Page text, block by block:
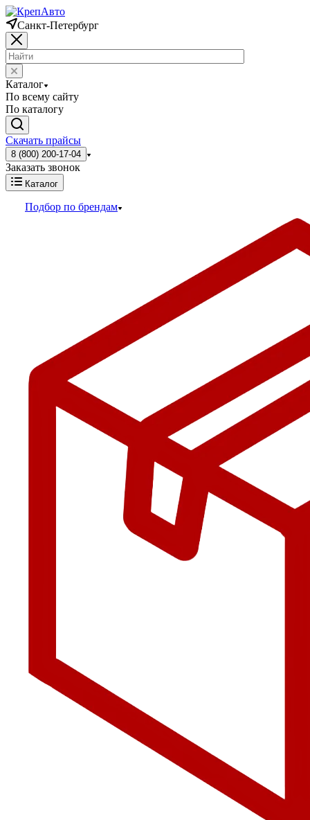
Санкт-Петербург
Каталог
По всему сайту
По каталогу
Скачать прайсы
8 (800) 200-17-04
Заказать звонок
Каталог
Подбор по брендам